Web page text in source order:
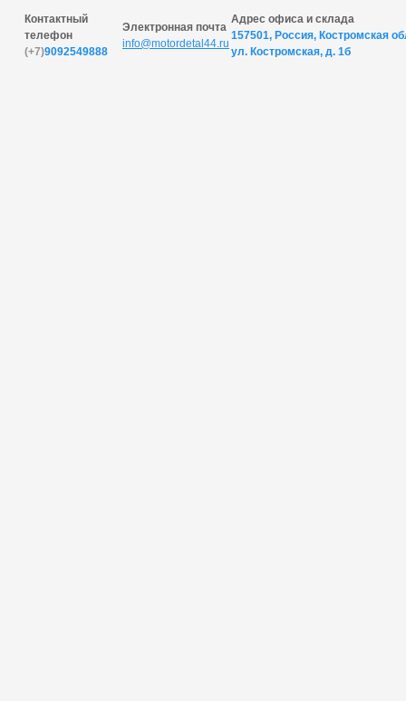
Контактный
телефон
(+7)9092549888
Электронная почта
info@motordetal44.ru
Адрес офиса и склада
157501, Россия, Костромская
ул. Костромская, д. 1б